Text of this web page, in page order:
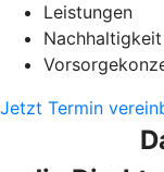
Leistungen
Nachhaltigkeit
Jetzt Termin